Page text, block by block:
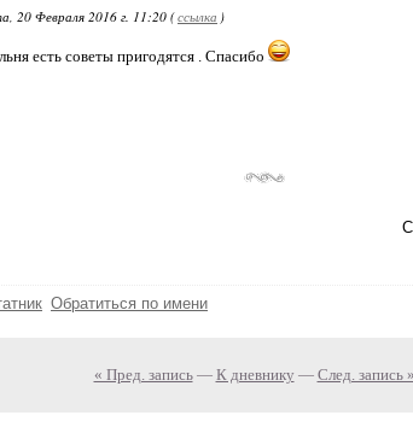
20 Февраля 2016 г. 11:20 (ссылка )
есть советы пригодятся . Спасибо
Обратиться по имени
« Пред. запись— К дневнику — След. запись